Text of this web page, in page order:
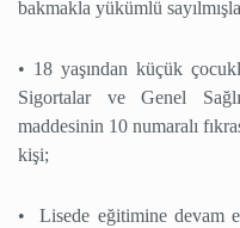
bakmakla yükümlü
• 18 yaşından küçük
Sigortalar ve Genel
maddesinin 10 numaralı
kişi;
• Lisede eğitimine devam